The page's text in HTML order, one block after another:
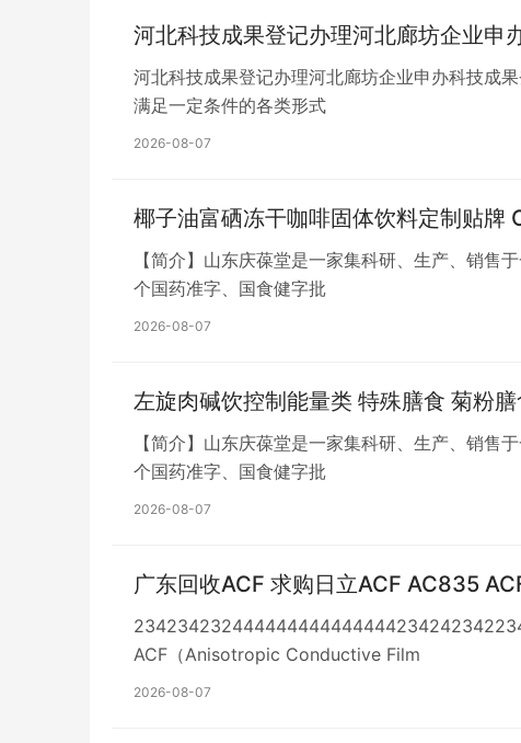
河北科技成果登记办理河北廊坊企业申
河北科技成果登记办理河北廊坊企业申办科技成
满足一定条件的各类形式
2026-08-07
椰子油富硒冻干咖啡固体饮料定制贴牌
【简介】山东庆葆堂是一家集科研、生产、销售
个国药准字、国食健字批
2026-08-07
左旋肉碱饮控制能量类 特殊膳食 菊粉
【简介】山东庆葆堂是一家集科研、生产、销售
个国药准字、国食健字批
2026-08-07
广东回收ACF 求购日立ACF AC835
ACF（Anisotropic Conductive Film
2026-08-07